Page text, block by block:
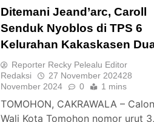
Ditemani Jeand’arc, Caroll
Senduk Nyoblos di TPS 6
Kelurahan Kakaskasen
Reporter Recky Pelealu Editor
Redaksi
27 November 202428
November 2024
0 1 mins
TOMOHON, CAKRAWALA –
Wali Kota Tomohon nomor urut